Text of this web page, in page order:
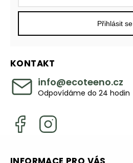
KONTAKT
info@ecoteeno.cz
Odpovídáme do 24 hodin
Přihlásit se